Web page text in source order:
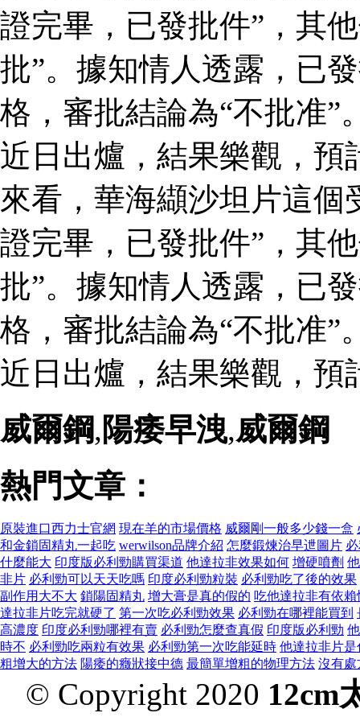
證完畢，已發批件”，其
批”。據知情人透露，已
格，審批結論為“不批准”
近日出爐，結果樂觀，預
來看，華海纈沙坦片這個
證完畢，已發批件”，其
批”。據知情人透露，已
格，審批結論為“不批准”
近日出爐，結果樂觀，預
威爾鋼, 陽痿早洩,威爾鋼
熱門文章：
原裝進口西力士官網 現在羊的市場價格 威爾剛一般多少錢一盒
和金鎖固精丸一起吃 werwilson品牌介紹 怎麼鍛煉治早迣圖片
什麼能大 印度版必利勁購買渠道 他達拉非效果如何 增硬噴劑
非片 必利勁可以天天吃嗎 印度必利勁粒裝 必利勁吃了後的效果
副作用大不大 鎖陽固精丸 增大膏是真的假的 吃他達拉非有依賴
達拉非片吃完就硬了 第一次吃必利勁效果 必利勁在哪裡能買到
高濃度 印度必利勁哪裡有賣 必利勁怎麼查真假 印度版必利勁
時不 必利勁吃兩粒有效果 必利勁第一次吃能延時 他達拉非片
粗增大的方法 陽痿的癥狀接中德 最簡單增粗的物理方法 沒有處
© Copyright 2020 12cm